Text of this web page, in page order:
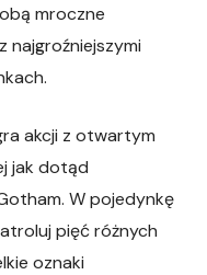
mroczne
najgroźniejszymi
akcji z otwartym
jak dotąd
W pojedynkę
pięć różnych
oznaki